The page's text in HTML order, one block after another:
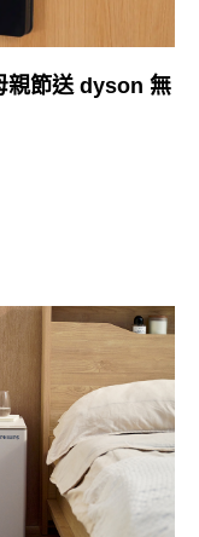
親節送 dyson 無